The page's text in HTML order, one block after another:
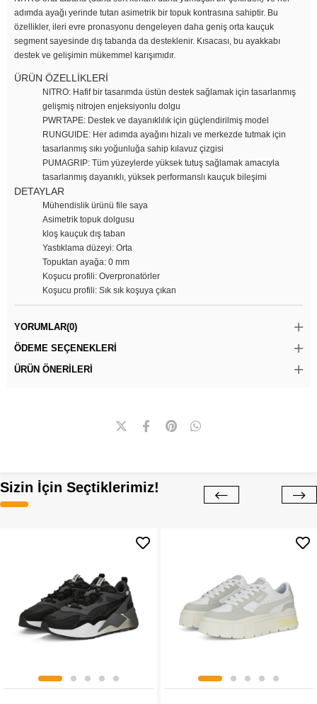
adımda ayağı yerinde tutan asimetrik bir topuk kontrasına sahiptir. Bu
özellikler, ileri evre pronasyonu dengeleyen daha geniş orta kauçuk
segment sayesinde dış tabanda da desteklenir. Kısacası, bu ayakkabı
destek ve gelişimin mükemmel karışımıdır.
ÜRÜN ÖZELLİKLERİ
NITRO: Hafif bir tasarımda üstün destek sağlamak için tasarlanmış
gelişmiş nitrojen enjeksiyonlu dolgu
PWRTAPE: Destek ve dayanıklılık için güçlendirilmiş model
RUNGUIDE: Her adımda ayağını hizalı ve merkezde tutmak için
tasarlanmış sıkı yoğunluğa sahip kılavuz çizgisi
PUMAGRIP: Tüm yüzeylerde yüksek tutuş sağlamak amacıyla
tasarlanmış dayanıklı, yüksek performanslı kauçuk bileşimi
DETAYLAR
Mühendislik ürünü file saya
Asimetrik topuk dolgusu
kloş kauçuk dış taban
Yastıklama düzeyi: Orta
Topuktan ayağa: 0 mm
Koşucu profili: Overpronatörler
Koşucu profili: Sık sık koşuya çıkan
YORUMLAR(0)
ÖDEME SEÇENEKLERI
ÜRÜN ÖNERILERI
Sizin İçin Seçtiklerimiz!